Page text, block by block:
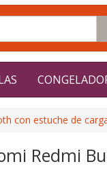
con estuche de
Redmi